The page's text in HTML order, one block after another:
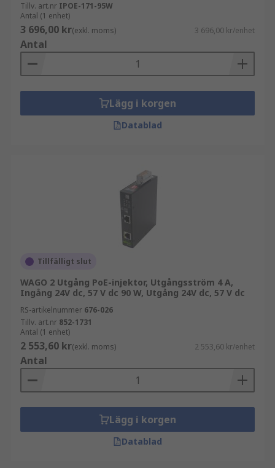
Tillv. art.nr IPOE-171-95W
Antal (1 enhet)
3 696,00 kr(exkl. moms) 3 696,00 kr/enhet
Antal
Lägg i korgen
Datablad
Tillfälligt slut
WAGO 2 Utgång PoE-injektor, Utgångsström 4 A,
Ingång 24V dc, 57 V dc 90 W, Utgång 24V dc, 57 V dc
RS-artikelnummer 676-026
Tillv. art.nr 852-1731
Antal (1 enhet)
2 553,60 kr(exkl. moms) 2 553,60 kr/enhet
Antal
Lägg i korgen
Datablad